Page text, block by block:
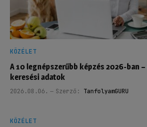
KÖZÉLET
A 10 legnépszerűbb képzés 2026-ban
keresési adatok
2026.08.06. Szerző: TanfolyamGURU
KÖZÉLET